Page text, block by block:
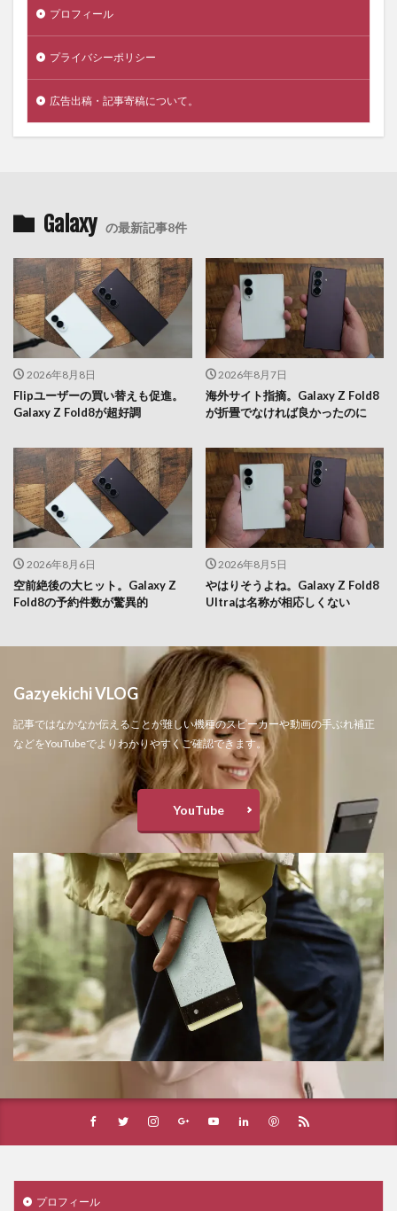
プロフィール
プライバシーポリシー
広告出稿・記事寄稿について。
Galaxy の最新記事8件
2026年8月8日
Flipユーザーの買い替えも促進。
Galaxy Z Fold8が超好調
2026年8月7日
海外サイト指摘。Galaxy Z Fold8
が折畳でなければ良かったのに
2026年8月6日
空前絶後の大ヒット。Galaxy Z
Fold8の予約件数が驚異的
2026年8月5日
やはりそうよね。Galaxy Z Fold8
Ultraは名称が相応しくない
Gazyekichi VLOG
記事ではなかなか伝えることが難しい機種のスピーカーや動画の手ぶれ補正
などをYouTubeでよりわかりやすくご確認できます。
YouTube
プロフィール